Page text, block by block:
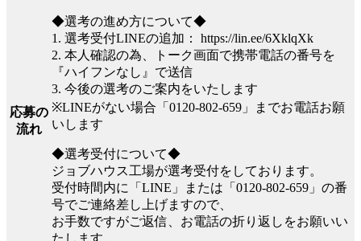
応募の
流れ
◆選考の進め方について◆
1. 選考受付LINEの追加： https://lin.ee/6XklqXk
2. 本人確認の為、トーク画面で携帯電話の番号を
『ハイフンなし』で送信
3. 今後の選考のご案内をいたします
※LINEがない場合「0120-802-659」までお電話お願
いします
◆選考受付について◆
ジョブハウス工場が選考受付をしております。
受付時間内に「LINE」または「0120-802-659」の番
号でご連絡差し上げますので、
お手数ですがご返信、お電話の折り返しをお願いい
たします。